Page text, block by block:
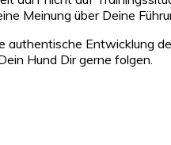
Meinung über Deine
authentische Entwicklung
Hund Dir gerne folgen.